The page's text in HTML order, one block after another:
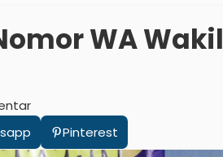
WA Wakil
Pinterest